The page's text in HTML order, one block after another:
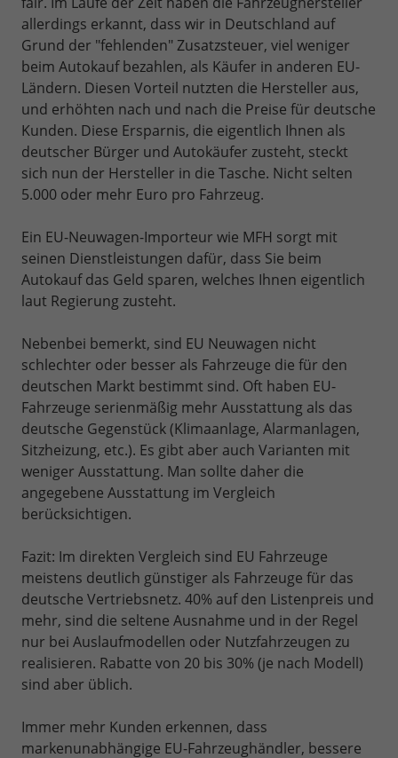
allerdings erkannt, dass wir in Deutschland auf
Grund der "fehlenden" Zusatzsteuer, viel weniger
beim Autokauf bezahlen, als Käufer in anderen EU-
Ländern. Diesen Vorteil nutzten die Hersteller aus,
und erhöhten nach und nach die Preise für deutsche
Kunden. Diese Ersparnis, die eigentlich Ihnen als
deutscher Bürger und Autokäufer zusteht, steckt
sich nun der Hersteller in die Tasche. Nicht selten
5.000 oder mehr Euro pro Fahrzeug.
Ein EU-Neuwagen-Importeur wie MFH sorgt mit
seinen Dienstleistungen dafür, dass Sie beim
Autokauf das Geld sparen, welches Ihnen eigentlich
laut Regierung zusteht.
Nebenbei bemerkt, sind EU Neuwagen nicht
schlechter oder besser als Fahrzeuge die für den
deutschen Markt bestimmt sind. Oft haben EU-
Fahrzeuge serienmäßig mehr Ausstattung als das
deutsche Gegenstück (Klimaanlage, Alarmanlagen,
Sitzheizung, etc.). Es gibt aber auch Varianten mit
weniger Ausstattung. Man sollte daher die
angegebene Ausstattung im Vergleich
berücksichtigen.
Fazit: Im direkten Vergleich sind EU Fahrzeuge
meistens deutlich günstiger als Fahrzeuge für das
deutsche Vertriebsnetz. 40% auf den Listenpreis und
mehr, sind die seltene Ausnahme und in der Regel
nur bei Auslaufmodellen oder Nutzfahrzeugen zu
realisieren. Rabatte von 20 bis 30% (je nach Modell)
sind aber üblich.
Immer mehr Kunden erkennen, dass
markenunabhängige EU-Fahrzeughändler, bessere